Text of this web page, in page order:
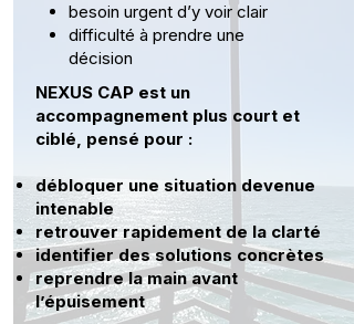
besoin urgent d’y voir clair
difficulté à prendre une
décision
NEXUS CAP est un
accompagnement plus court et
ciblé, pensé pour :
débloquer une situation devenue
intenable
retrouver rapidement de la clarté
identifier des solutions concrètes
reprendre la main avant
l’épuisement